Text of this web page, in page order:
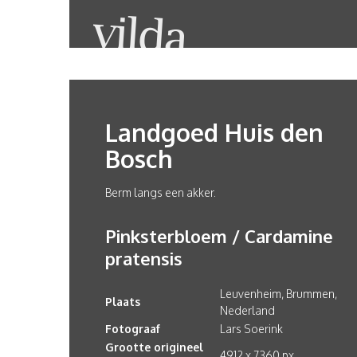
Landgoed Huis den
Bosch
Berm langs een akker.
Pinksterbloem / Cardamine
pratensis
Plaats
Leuvenheim, Brummen,
Nederland
Fotograaf
Lars Soerink
Grootte origineel